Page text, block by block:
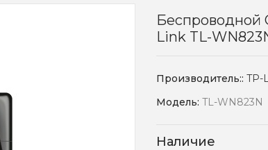
Беспроводной
Link TL-
Производитель::TP-
Модель:TL-WN823N
Наличие